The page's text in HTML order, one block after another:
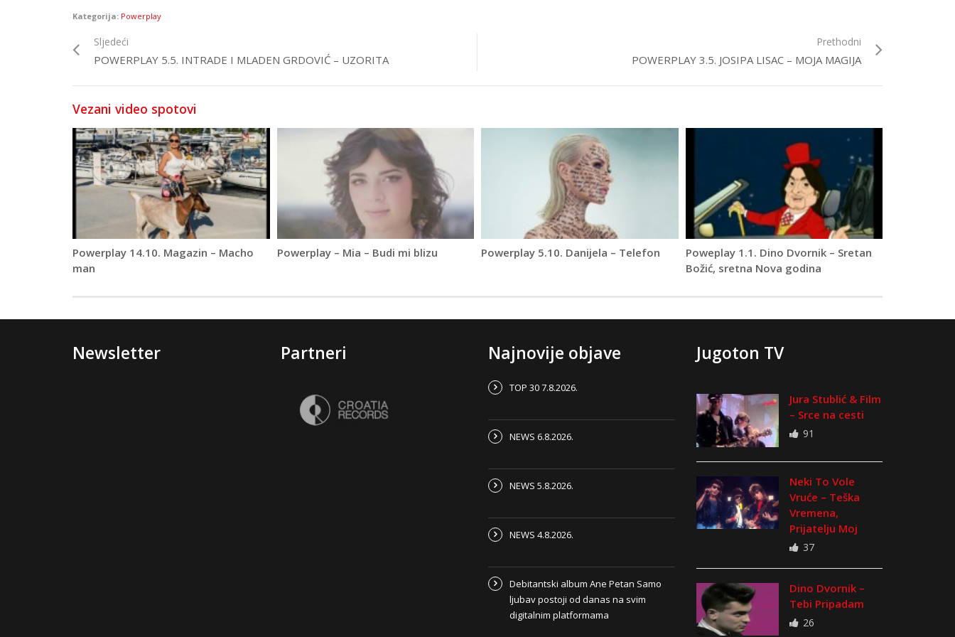
Kategorija: Powerplay
Sljedeći
POWERPLAY 5.5. INTRADE I MLADEN GRDOVIĆ – UZORITA
Prethodni
POWERPLAY 3.5. JOSIPA LISAC – MOJA MAGIJA
Vezani video spotovi
Powerplay 14.10. Magazin – Macho
man
Powerplay – Mia – Budi mi blizu Powerplay 5.10. Danijela – Telefon
Poweplay 1.1. Dino Dvornik – Sretan
Božić, sretna Nova godina
Newsletter Partneri Najnovije objave
TOP 30 7.8.2026.
NEWS 6.8.2026.
NEWS 5.8.2026.
NEWS 4.8.2026.
Debitantski album Ane Petan Samo
ljubav postoji od danas na svim
digitalnim platformama
Jugoton TV
Jura Stublić & Film
– Srce na cesti
91
Neki To Vole
Vruće – Teška
Vremena,
Prijatelju Moj
37
Dino Dvornik –
Tebi Pripadam
26